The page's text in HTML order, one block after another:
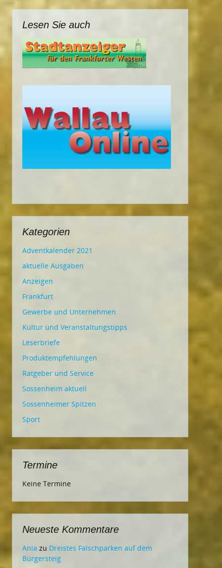
Lesen Sie auch
Kategorien
Adventkalender 2021
aktuelle Ausgaben
Anzeigen
Frankfurt
Gewerbe und Unternehmen
Kultur und Veranstaltungstipps
Leserbriefe
Produktempfehlungen
Ratgeber und Service
Sossenheim aktuell
Sossenheimer Spitzen
Sport
Termine
Keine Termine
Neueste Kommentare
Ania zu Dreistes Falschparken auf dem
Bürgersteig